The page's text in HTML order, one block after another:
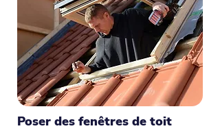
Poser des fenêtres de toit